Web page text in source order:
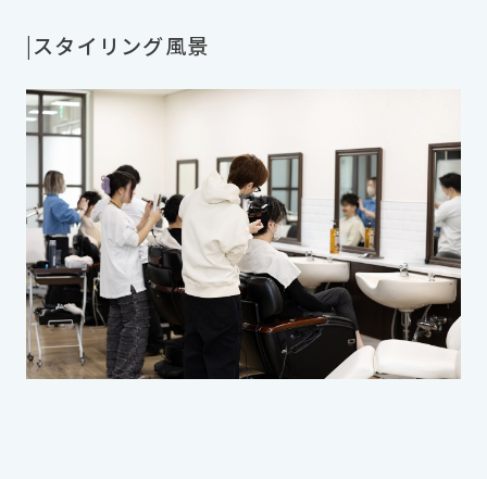
|スタイリング風景